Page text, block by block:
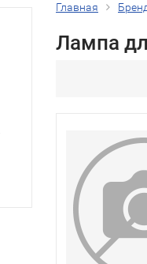
Главная
Лампа